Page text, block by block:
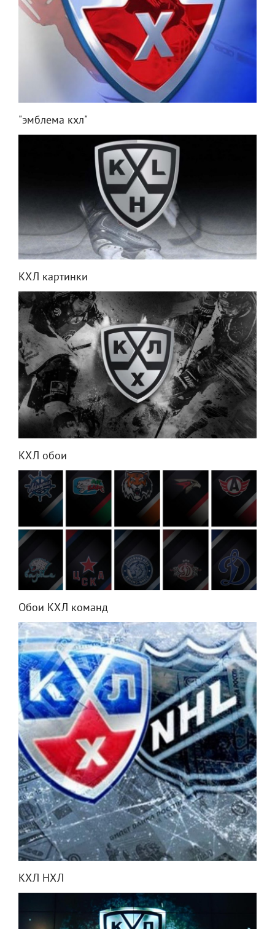
"эмблема кхл"
КХЛ картинки
КХЛ обои
Обои КХЛ команд
КХЛ НХЛ